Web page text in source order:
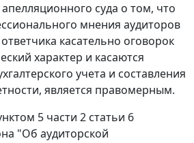
суда о том, что
мнения аудиторов
касательно оговорок
характер и касаются
учета и составления
является правомерным.
5 части 2 статьи 6
"Об аудиторской